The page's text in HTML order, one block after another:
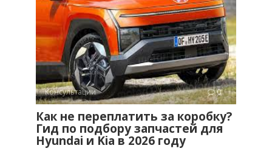
Консультации 0
Как не переплатить за коробку?
Гид по подбору запчастей для
Hyundai и Kia в 2026 году